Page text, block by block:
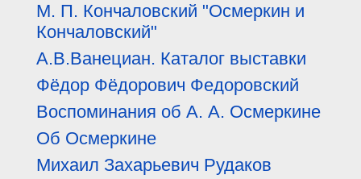
М. П. Кончаловский "Осмеркин и
Кончаловский"
А.В.Ванециан. Каталог выставки
Фёдор Фёдорович Федоровский
Воспоминания об А. А. Осмеркине
Об Осмеркине
Михаил Захарьевич Рудаков